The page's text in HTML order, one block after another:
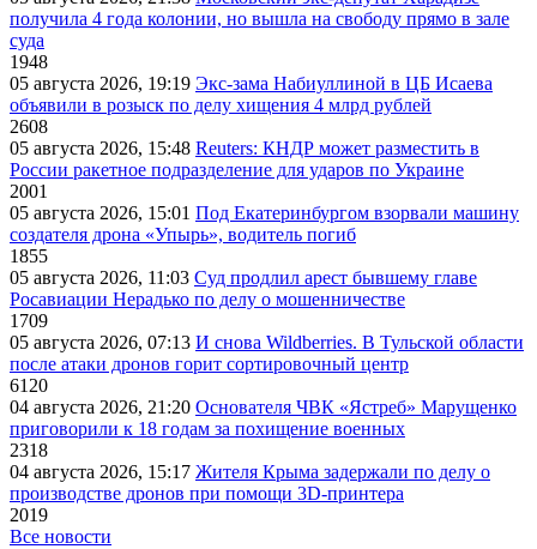
получила 4 года колонии, но вышла на свободу прямо в зале
суда
1948
05 августа 2026, 19:19 Экс-зама Набиуллиной в ЦБ Исаева
объявили в розыск по делу хищения 4 млрд рублей
2608
05 августа 2026, 15:48 Reuters: КНДР может разместить в
России ракетное подразделение для ударов по Украине
2001
05 августа 2026, 15:01 Под Екатеринбургом взорвали машину
создателя дрона «Упырь», водитель погиб
1855
05 августа 2026, 11:03 Суд продлил арест бывшему главе
Росавиации Нерадько по делу о мошенничестве
1709
05 августа 2026, 07:13 И снова Wildberries. В Тульской области
после атаки дронов горит сортировочный центр
6120
04 августа 2026, 21:20 Основателя ЧВК «Ястреб» Марущенко
приговорили к 18 годам за похищение военных
2318
04 августа 2026, 15:17 Жителя Крыма задержали по делу о
производстве дронов при помощи 3D‑принтера
2019
Все новости